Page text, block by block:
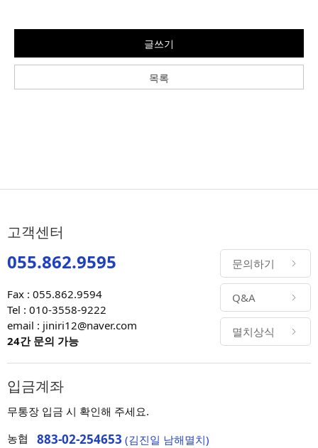
글쓰기
목록
고객센터
055.862.9595
Fax : 055.862.9594
Tel : 010-3558-9222
email : jiniri12@naver.com
24간 문의 가능
문의하기
Q&A
멸치상식
입금계좌
무통장 입금 시 확인해 주세요.
농협
883-02-254653 (김진일 남해멸치)